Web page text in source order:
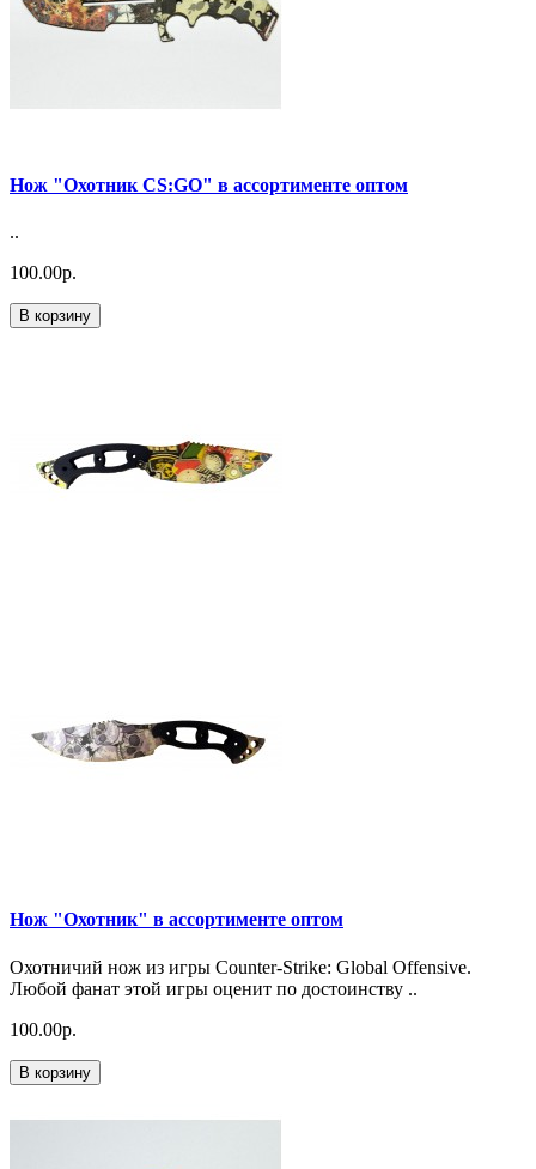
Нож "Охотник CS:GO" в ассортименте оптом
..
100.00р.
В корзину
Нож "Охотник" в ассортименте оптом
Охотничий нож из игры Counter-Strike: Global Offensive.
Любой фанат этой игры оценит по достоинству ..
100.00р.
В корзину